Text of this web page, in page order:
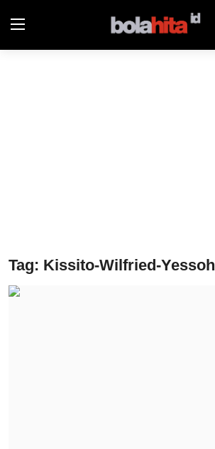
Futsalhita
Tag: Kissito-Wilfried-Yessoh